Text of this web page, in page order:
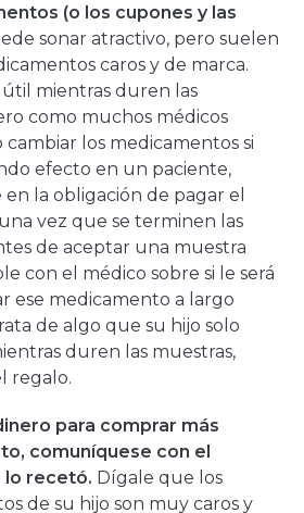
(o los cupones y las
sonar atractivo, pero suelen
caros y de marca.
útil mientras duren las
como muchos médicos
los medicamentos si
efecto en un paciente,
la obligación de pagar el
vez que se terminen las
de aceptar una muestra
con el médico sobre si le será
ese medicamento a largo
de algo que su hijo solo
duren las muestras,
regalo.
para comprar más
comuníquese con el
lo recetó. Dígale que los
de su hijo son muy caros y